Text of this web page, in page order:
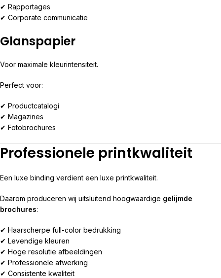
✔ Rapportages
✔ Corporate communicatie
Glanspapier
Voor maximale kleurintensiteit.
Perfect voor:
✔ Productcatalogi
✔ Magazines
✔ Fotobrochures
Professionele printkwaliteit
Een luxe binding verdient een luxe printkwaliteit.
Daarom produceren wij uitsluitend hoogwaardige gelijmde
brochures:
✔ Haarscherpe full-color bedrukking
✔ Levendige kleuren
✔ Hoge resolutie afbeeldingen
✔ Professionele afwerking
✔ Consistente kwaliteit